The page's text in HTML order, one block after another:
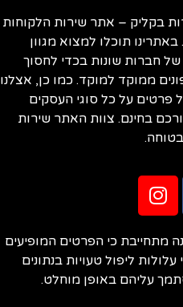
בקליק – אתר שירות הלקוחות
תוכלו למצוא מגוון
חברות שונות בכדי לחסוך
ממוקד למוקד. כמו כן, אצלנו
על כל סוגי העסקים
בחינם. צוות האתר שירות
כי הפרטים המופיעים
ליפול טעויות בנתונים
עליהם באופן מוחלט.